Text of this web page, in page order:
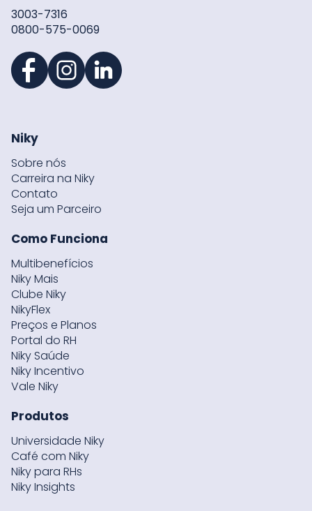
3003-7316
0800-575-0069
Niky
Sobre nós
Carreira na Niky
Contato
Seja um Parceiro
Como Funciona
Multibenefícios
Niky Mais
Clube Niky
NikyFlex
Preços e Planos
Portal do RH
Niky Saúde
Niky Incentivo
Vale Niky
Produtos
Universidade Niky
Café com Niky
Niky para RHs
Niky Insights